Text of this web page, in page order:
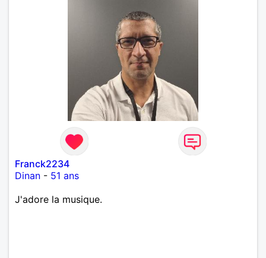
Franck2234
Dinan - 51 ans
J'adore la musique.